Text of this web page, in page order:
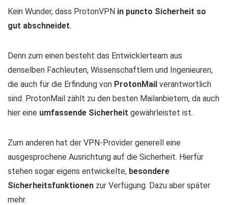
Kein Wunder, dass ProtonVPN in puncto Sicherheit so
gut abschneidet.
Denn zum einen besteht das Entwicklerteam aus
denselben Fachleuten, Wissenschaftlern und Ingenieuren,
die auch für die Erfindung von ProtonMail verantwortlich
sind. ProtonMail zählt zu den besten Mailanbietern, da auch
hier eine umfassende Sicherheit gewährleistet ist.
Zum anderen hat der VPN-Provider generell eine
ausgesprochene Ausrichtung auf die Sicherheit. Hierfür
stehen sogar eigens entwickelte, besondere
Sicherheitsfunktionen zur Verfügung. Dazu aber später
mehr.